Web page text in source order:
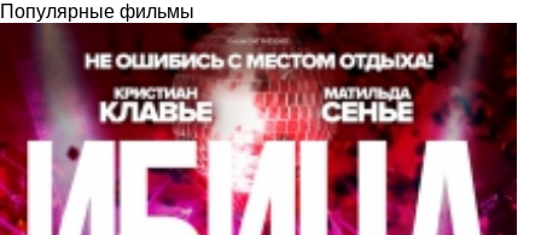
Популярные фильмы